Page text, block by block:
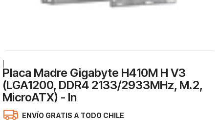
Placa Madre Gigabyte H410M H V3
(LGA1200, DDR4 2133/2933MHz, M.2,
MicroATX) - In
ENVÍO GRATIS A TODO CHILE